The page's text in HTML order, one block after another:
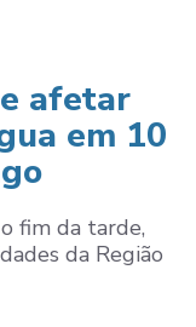
afetar
em 10
fim da tarde,
da Região